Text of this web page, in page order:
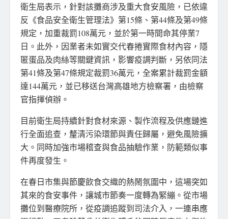
衛生局表示，針對該攤商涉及重大食安風險，已依違
反《食品安全衛生管理法》第15條、第44條及第49條
規定，加重裁罰108萬元，並於第一時間命其停業7
日。此外，因業者未如實交代春捲實際食材內容，隱
匿蛋品及肉絲等關鍵資訊，影響疫調判斷，另依同法
第41條及第47條規定裁罰36萬元，全案累計裁罰金額
達144萬元，並已移送台灣高雄地方檢察署，由檢察
官指揮偵辦。
目前衛生局持續針對食材來源、製作流程及供應鏈進
行全面追查，釐清污染環節與責任歸屬，避免風險擴
大。同時加強市場稽查與食品抽驗作業，防範類似事
件再度發生。
在春日市集與節慶飲食交織的熱鬧氛圍中，這場突如
其來的食安事件，讓城市節奏一度轉為緊繃。從市場
攤位到醫療院所，從疫調追蹤到司法介入，一連串應